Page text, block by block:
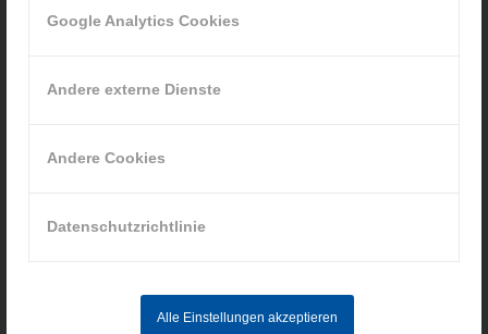
Google Analytics Cookies
Andere externe Dienste
Andere Cookies
Datenschutzrichtlinie
Alle Einstellungen akzeptieren
» Cookie-Einstellungen
INFORMATIONEN
Hinweisgebersystem